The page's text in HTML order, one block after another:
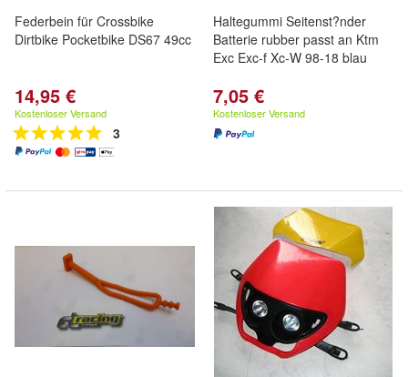
Federbein für Crossbike
Dirtbike Pocketbike DS67 49cc
14,95 €
Kostenloser Versand
3
Haltegummi Seitenst?nder
Batterie rubber passt an Ktm
Exc Exc-f Xc-W 98-18 blau
7,05 €
Kostenloser Versand